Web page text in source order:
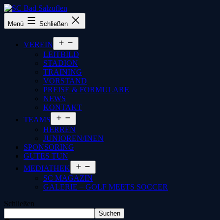
SC
Bad
Menü Schließen
VEREIN
öffnen
LEITBILD
STADION
TRAINING
VORSTAND
PREISE & FORMULARE
NEWS
KONTAKT
TEAMS
öffnen
HERREN
JUNIOREN/INEN
SPONSORING
GUTES TUN
MEDIATHEK
öffnen
SC MAGAZIN
GALERIE – GOLF MEETS SOCCER
Schließen
Suchen